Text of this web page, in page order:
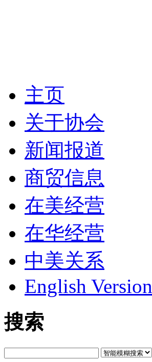
主页
关于协会
新闻报道
商贸信息
在美经营
在华经营
中美关系
English Version
搜索